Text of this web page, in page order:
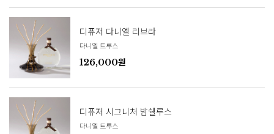
디퓨저 다니엘 리브라
다니엘 트루스
126,000원
디퓨저 시그니처 밤쉘루스
다니엘 트루스